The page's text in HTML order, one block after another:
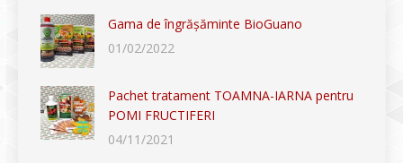
Gama de îngrășăminte BioGuano
01/02/2022
Pachet tratament TOAMNA-IARNA pentru
POMI FRUCTIFERI
04/11/2021